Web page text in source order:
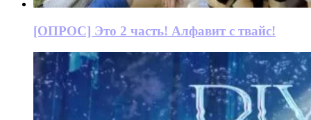
[ОПРОС] Это 2 часть! Алфавит с твайс!